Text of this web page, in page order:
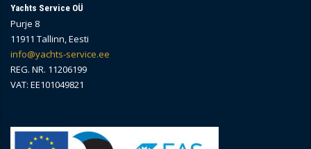
Yachts Service OÜ
Purje 8
11911 Tallinn, Eesti
info@yachts-service.ee
REG. NR. 11206199
VAT: EE101049821